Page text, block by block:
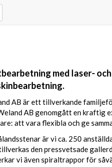
med laser-
AB är ett tillverkande
AB genomgått en kraftig
att vara flexibla och ge
är vi ca. 250
den pressvetsade
vi även spiraltrappor för